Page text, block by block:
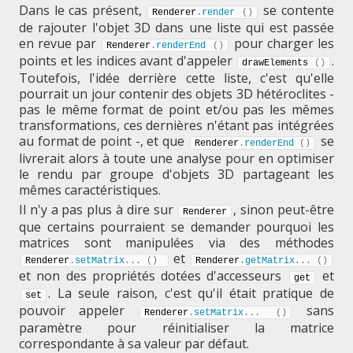
Dans le cas présent, Renderer . render ( )
se contente
de rajouter l'objet 3D dans une liste qui est passée
en revue par
Renderer . renderEnd ( )
pour charger les
points et les indices avant d'appeler
drawElements ( )
.
Toutefois, l'idée derrière cette liste, c'est qu'elle
pourrait un jour contenir des objets 3D hétéroclites -
pas le même format de point et/ou pas les mêmes
transformations, ces dernières n'étant pas intégrées
au format de point -, et que
Renderer. renderEnd ( )
se
livrerait alors à toute une analyse pour en optimiser
le rendu par groupe d'objets 3D partageant les
mêmes caractéristiques.
Il n'y a pas plus à dire sur
Renderer
, sinon peut-être
que certains pourraient se demander pourquoi les
matrices sont manipulées via des méthodes
Renderer . setMatrix . . . ( ) et Renderer.getMatrix. . . ( )
et non des propriétés dotées d'accesseurs get et
set
. La seule raison, c'est qu'il était pratique de
pouvoir appeler
Renderer . setMatrix . . . ( )
sans
paramètre pour réinitialiser la matrice
correspondante à sa valeur par défaut.